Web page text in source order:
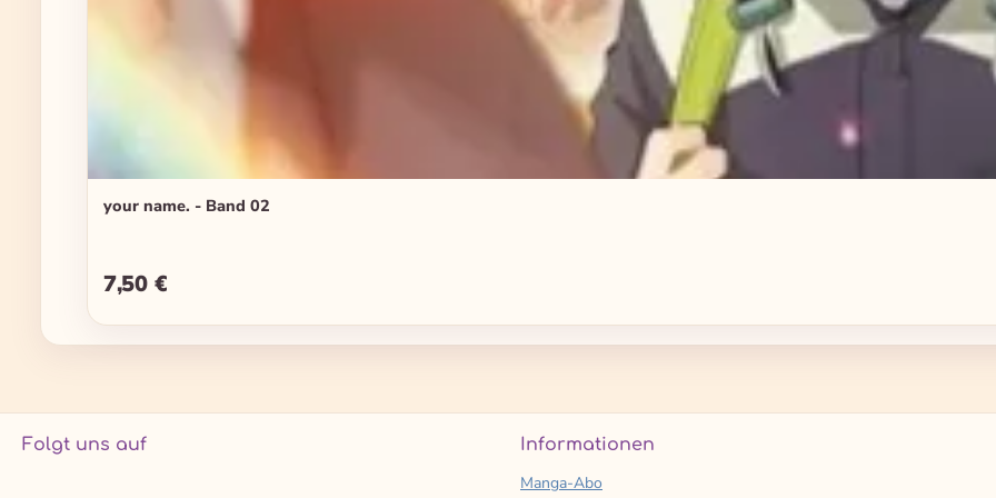
your name. - Band 02
Regulärer Preis:
7,50 €
Folgt uns auf Informationen
Manga-Abo